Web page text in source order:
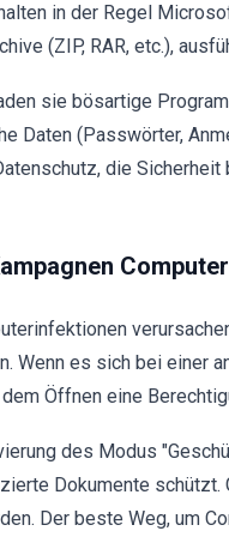
in der Regel
(ZIP, RAR, etc.),
sie bösartige
Daten (Passwörter,
die
Wenn es sich bei einer
Öffnen eine
des Modus
Dokumente schützt.
Der beste Weg, um